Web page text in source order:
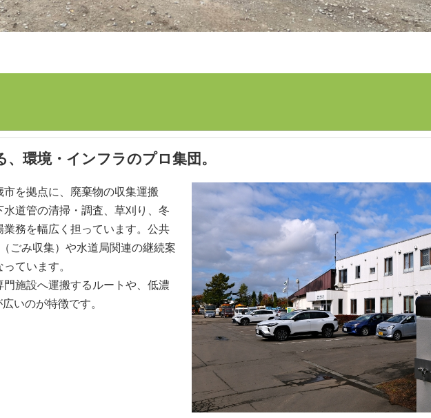
環境・インフラのプロ集団。
を拠点に、廃棄物の収集運搬
道管の清掃・調査、草刈り、冬
務を幅広く担っています。公共
ごみ収集）や水道局関連の継続案
ています。
施設へ運搬するルートや、低濃
いのが特徴です。